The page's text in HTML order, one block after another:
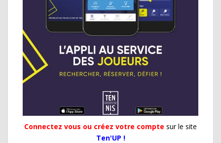
Connectez vous ou créez votre compte sur le site
Ten'UP !